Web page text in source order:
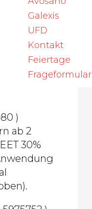
Galexis
UFD
Kontakt
Feiertage
Frageformular
)
ab 2
30%